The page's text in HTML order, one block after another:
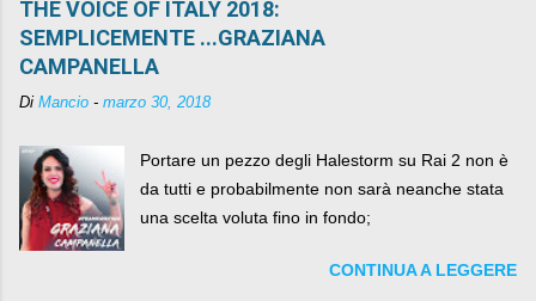
THE VOICE OF ITALY 2018:
SEMPLICEMENTE ...GRAZIANA
CAMPANELLA
Di Mancio - marzo 30, 2018
Portare un pezzo degli Halestorm su Rai 2 non è
da tutti e probabilmente non sarà neanche stata
una scelta voluta fino in fondo;
CONTINUA A LEGGERE